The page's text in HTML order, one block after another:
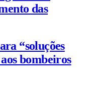
das
“soluções
bombeiros